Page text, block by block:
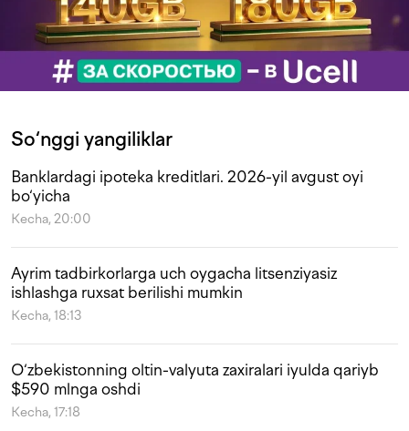
So‘nggi yangiliklar
Banklardagi ipoteka kreditlari. 2026-yil avgust oyi
bo‘yicha
Kecha, 20:00
Ayrim tadbirkorlarga uch oygacha litsenziyasiz
ishlashga ruxsat berilishi mumkin
Kecha, 18:13
O‘zbekistonning oltin-valyuta zaxiralari iyulda qariyb
$590 mlnga oshdi
Kecha, 17:18